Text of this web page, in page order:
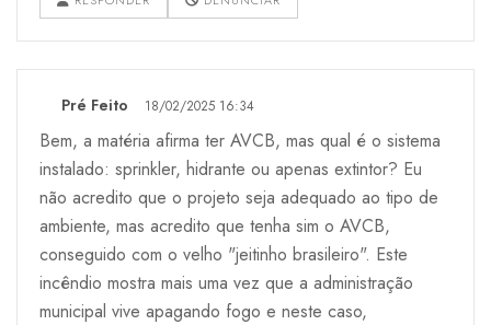
Pré Feito 18/02/2025 16:34
Bem, a matéria afirma ter AVCB, mas qual é o sistema
instalado: sprinkler, hidrante ou apenas extintor? Eu
não acredito que o projeto seja adequado ao tipo de
ambiente, mas acredito que tenha sim o AVCB,
conseguido com o velho "jeitinho brasileiro". Este
incêndio mostra mais uma vez que a administração
municipal vive apagando fogo e neste caso,